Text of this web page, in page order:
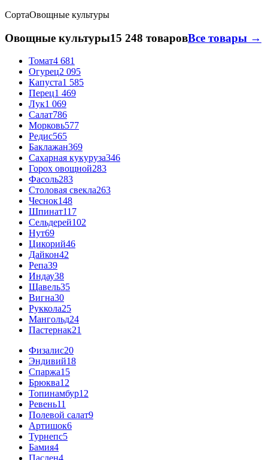
СортаОвощные культуры
Овощные культуры15 248 товаровВсе товары →
Томат4 681
Огурец2 095
Капуста1 585
Перец1 469
Лук1 069
Салат786
Морковь577
Редис565
Баклажан369
Сахарная кукуруза346
Горох овощной283
Фасоль283
Столовая свекла263
Чеснок148
Шпинат117
Сельдерей102
Нут69
Цикорий46
Дайкон42
Репа39
Индау38
Щавель35
Вигна30
Руккола25
Мангольд24
Пастернак21
Физалис20
Эндивий18
Спаржа15
Брюква12
Топинамбур12
Ревень11
Полевой салат9
Артишок6
Турнепс5
Бамия4